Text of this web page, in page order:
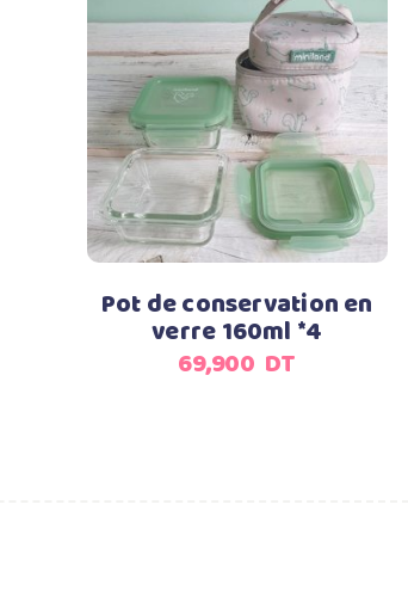
Ajouter au panier
Pot de conservation en
verre 160ml *4
69,900 DT